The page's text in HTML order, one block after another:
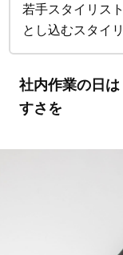
若手スタイリス
とし込むスタイ
社内作業の日
すさを